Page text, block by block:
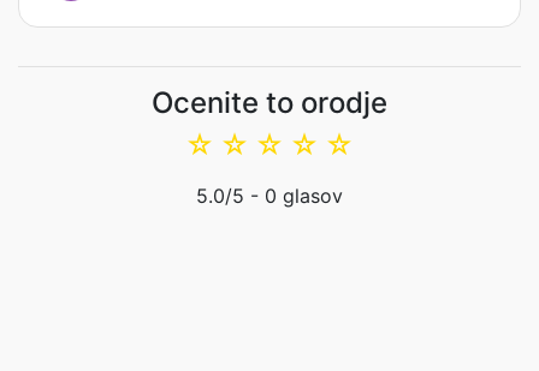
Ocenite to orodje
☆
☆
☆
☆
☆
5.0/5 - 0 glasov